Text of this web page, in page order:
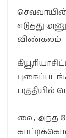
செவ்வாயின்
எடுத்து
விண்கலம்.
பகுதியில்
வை, அந்த